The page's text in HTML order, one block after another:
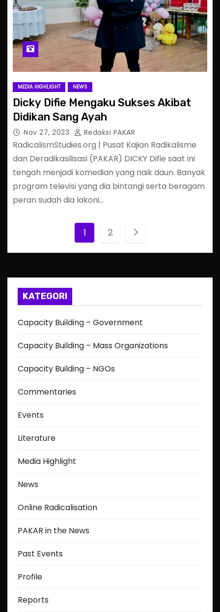
MEDIA HIGHLIGHT NEWS
Dicky Difie Mengaku Sukses Akibat
Didikan Sang Ayah
Nov 27, 2023 Redaksi PAKAR
RadicalismStudies.org | Pusat Kajian Radikalisme
dan Deradikasilisasi (PAKAR) DICKY Difie saat ini
tengah menjadi komedian yang naik daun. Banyak
program televisi yang dia bintangi serta beragam
peran sudah dia lakoni…
o
s
s
g
i
t
o
1 2
KATEGORI
Capacity Building – Government
Capacity Building – Mass Organizations
Capacity Building – NGOs
Commentaries
Events
Literature
Media Highlight
News
Online Radicalisation
PAKAR in the News
Past Events
Profile
Reports